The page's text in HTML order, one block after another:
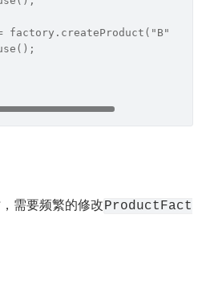
factory.createProduct("B");
需要频繁的修改ProductFact